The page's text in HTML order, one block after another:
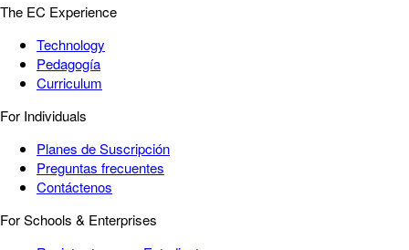
The EC Experience
Technology
Pedagogía
Curriculum
For Individuals
Planes de Suscripción
Preguntas frecuentes
Contáctenos
For Schools & Enterprises